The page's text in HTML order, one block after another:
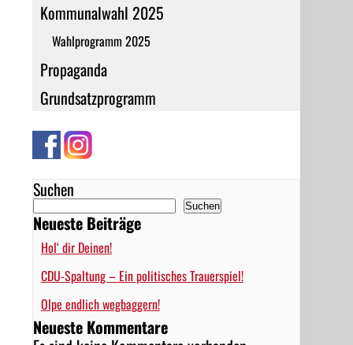
Kommunalwahl 2025
Wahlprogramm 2025
Propaganda
Grundsatzprogramm
Suchen
Suchen
Neueste Beiträge
Hol‘ dir Deinen!
CDU-Spaltung – Ein politisches Trauerspiel!
Olpe endlich wegbaggern!
Neueste Kommentare